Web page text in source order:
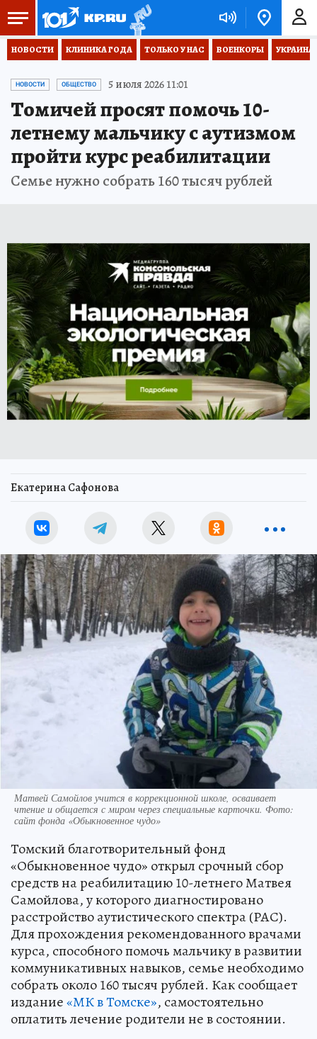
НОВОСТИ КЛИНИКА ГОДА ТОЛЬКО У НАС ВОЕНКОРЫ
НОВОСТИ ОБЩЕСТВО 5 июля 2026 11:01
Томичей просят помочь 10-
летнему мальчику с аутизмом
пройти курс реабилитации
Семье нужно собрать 160 тысяч рублей
Екатерина Сафонова
Матвей Самойлов учится в коррекционной школе, осваивает
чтение и общается с миром через специальные карточки. Фото:
сайт фонда «Обыкновенное чудо»
Томский благотворительный фонд
«Обыкновенное чудо» открыл срочный сбор
средств на реабилитацию 10-летнего Матвея
Самойлова, у которого диагностировано
расстройство аутистического спектра (РАС).
Для прохождения рекомендованного врачами
курса, способного помочь мальчику в развитии
коммуникативных навыков, семье необходимо
собрать около 160 тысяч рублей. Как сообщает
издание«МК в Томске», самостоятельно
оплатить лечение родители не в состоянии.